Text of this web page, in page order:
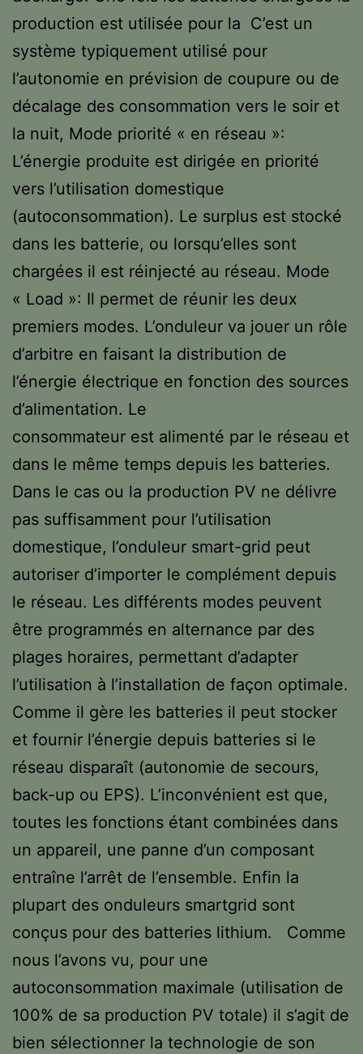
production est utilisée pour la C’est un
système typiquement utilisé pour
l’autonomie en prévision de coupure ou de
décalage des consommation vers le soir et
la nuit, Mode priorité « en réseau »:
L’énergie produite est dirigée en priorité
vers l’utilisation domestique
(autoconsommation). Le surplus est stocké
dans les batterie, ou lorsqu’elles sont
chargées il est réinjecté au réseau. Mode
« Load »: Il permet de réunir les deux
premiers modes. L’onduleur va jouer un rôle
d’arbitre en faisant la distribution de
l’énergie électrique en fonction des sources
d’alimentation. Le
consommateur est alimenté par le réseau et
dans le même temps depuis les batteries.
Dans le cas ou la production PV ne délivre
pas suffisamment pour l’utilisation
domestique, l’onduleur smart-grid peut
autoriser d’importer le complément depuis
le réseau. Les différents modes peuvent
être programmés en alternance par des
plages horaires, permettant d’adapter
l’utilisation à l’installation de façon optimale.
Comme il gère les batteries il peut stocker
et fournir l’énergie depuis batteries si le
réseau disparaît (autonomie de secours,
back-up ou EPS). L’inconvénient est que,
toutes les fonctions étant combinées dans
un appareil, une panne d’un composant
entraîne l’arrêt de l’ensemble. Enfin la
plupart des onduleurs smartgrid sont
conçus pour des batteries lithium. Comme
nous l’avons vu, pour une
autoconsommation maximale (utilisation de
100% de sa production PV totale) il s’agit de
bien sélectionner la technologie de son